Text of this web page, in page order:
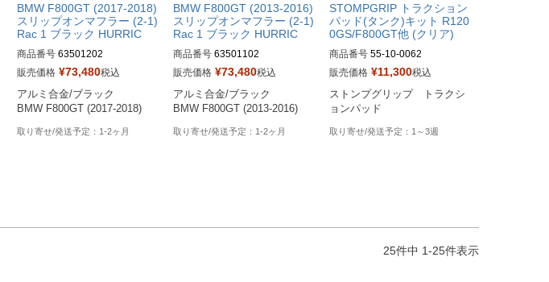
BMW F800GT (2017-2018)
スリップオンマフラー (2-1)
Rac 1 ブラック HURRIC
商品番号 63501202
販売価格 ¥73,480税込
アルミ合金/ブラック
BMW F800GT (2017-2018)
1-2ヶ月
BMW F800GT (2013-2016)
スリップオンマフラー (2-1)
Rac 1 ブラック HURRIC
商品番号 63501102
販売価格 ¥73,480税込
アルミ合金/ブラック
BMW F800GT (2013-2016)
1-2ヶ月
STOMPGRIP トラクション
パッド(タンク)キット R120
0GS/F800GT他 (クリア)
商品番号 55-10-0062
販売価格 ¥11,300税込
ストンプグリップ　トラクシ
ョンパッド
1～3週
25件中 1-25件表示